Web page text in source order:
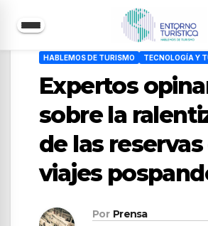
contenido
HABLEMOS DE TURISMO TECNOLOGÍA Y
Expertos
sobre la
de las
viajes
Por Prensa